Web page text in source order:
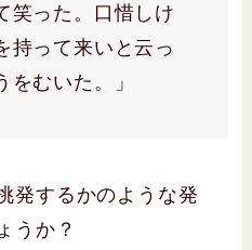
笑った。口惜しけ
持って来いと云っ
をむいた。」
発するかのような発
うか？